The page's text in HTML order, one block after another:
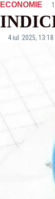
ECONOMIE·
4 iul. 2025, 13:18